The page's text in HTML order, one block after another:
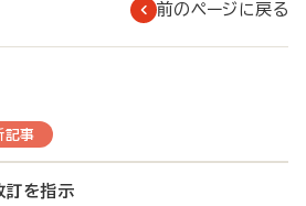
前のページに戻る
記事
訂を指示